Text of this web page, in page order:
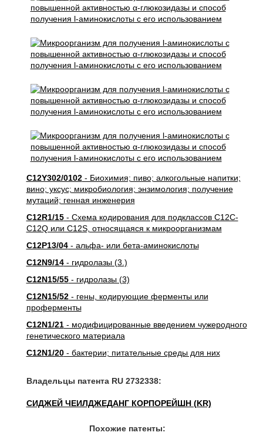
C12Y302/0102- Биохимия; пиво; алкогольные напитки;
вино; уксус; микробиология; энзимология; получение
мутаций; генная инженерия
C12R1/15- Схема кодирования для подклассов C12C-
C12Q или C12S, относящаяся к микроорганизмам
C12P13/04- альфа- или бета-аминокислоты
C12N9/14- гидролазы (3.)
C12N15/55- гидролазы (3)
C12N15/52- гены, кодирующие ферменты или
проферменты
C12N1/21- модифицированные введением чужеродного
генетического материала
C12N1/20- бактерии; питательные среды для них
Владельцы патента RU 2732338:
СИДЖЕЙ ЧЕИЛДЖЕДАНГ КОРПОРЕЙШН (KR)
Похожие патенты: